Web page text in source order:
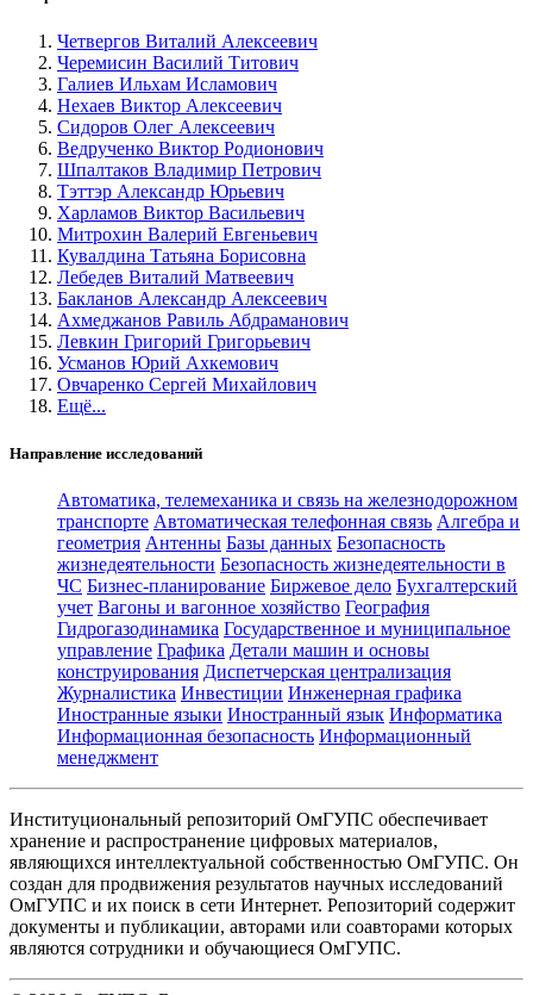
Четвергов Виталий Алексеевич
Черемисин Василий Титович
Галиев Ильхам Исламович
Нехаев Виктор Алексеевич
Сидоров Олег Алексеевич
Ведрученко Виктор Родионович
Шпалтаков Владимир Петрович
Тэттэр Александр Юрьевич
Харламов Виктор Васильевич
Митрохин Валерий Евгеньевич
Кувалдина Татьяна Борисовна
Лебедев Виталий Матвеевич
Бакланов Александр Алексеевич
Ахмеджанов Равиль Абдраманович
Левкин Григорий Григорьевич
Усманов Юрий Ахкемович
Овчаренко Сергей Михайлович
Ещё...
Направление исследований
Автоматика, телемеханика и связь на железнодорожном
транспорте Автоматическая телефонная связь Алгебра и
геометрия Антенны Базы данных Безопасность
жизнедеятельности Безопасность жизнедеятельности в
ЧС Бизнес-планирование Биржевое дело Бухгалтерский
учет Вагоны и вагонное хозяйство География
Гидрогазодинамика Государственное и муниципальное
управление Графика Детали машин и основы
конструирования Диспетчерская централизация
Журналистика Инвестиции Инженерная графика
Иностранные языки Иностранный язык Информатика
Информационная безопасность Информационный
менеджмент
Институциональный репозиторий ОмГУПС обеспечивает
хранение и распространение цифровых материалов,
являющихся интеллектуальной собственностью ОмГУПС. Он
создан для продвижения результатов научных исследований
ОмГУПС и их поиск в сети Интернет. Репозиторий содержит
документы и публикации, авторами или соавторами которых
являются сотрудники и обучающиеся ОмГУПС.